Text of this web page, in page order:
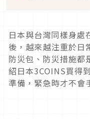
日本與台灣同樣身處
後，越來越注重於日
防災包、防災措施都
紹日本3COINS買得
準備，緊急時才不會